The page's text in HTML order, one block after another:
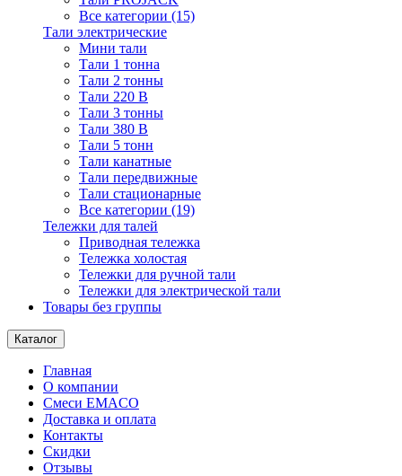
Все категории (15)
Тали электрические
Мини тали
Тали 1 тонна
Тали 2 тонны
Тали 220 В
Тали 3 тонны
Тали 380 В
Тали 5 тонн
Тали канатные
Тали передвижные
Тали стационарные
Все категории (19)
Тележки для талей
Приводная тележка
Тележка холостая
Тележки для ручной тали
Тележки для электрической тали
Товары без группы
Каталог
Главная
О компании
Смеси EMACO
Доставка и оплата
Контакты
Скидки
Отзывы